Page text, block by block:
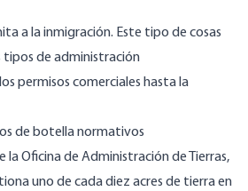
a la inmigración. Este tipo de cosas
tipos de administración
permisos comerciales hasta la
de botella normativos
la Oficina de Administración de Tierras,
uno de cada diez acres de tierra en